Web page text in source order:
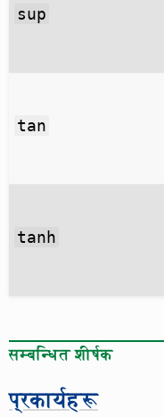
sup
tan
tanh
सम्बन्धित शीर्षक
प्रकार्यहरू